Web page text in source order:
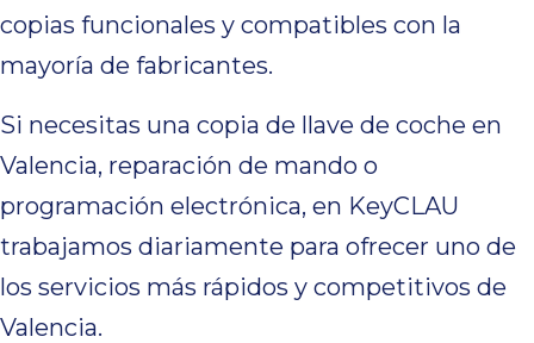
copias funcionales y compatibles con la
mayoría de fabricantes.
Si necesitas una copia de llave de coche en
Valencia, reparación de mando o
programación electrónica, en KeyCLAU
trabajamos diariamente para ofrecer uno de
los servicios más rápidos y competitivos de
Valencia.